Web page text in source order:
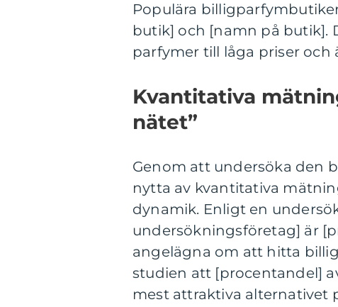
Populära
butik] och [namn på butik].
parfymer till låga priser
Kvantitativa
nätet”
Genom att undersöka den
nytta av kvantitativa
dynamik. Enligt en
undersökningsföretag] är
angelägna om att hitta
studien att [procentandel]
mest attraktiva alternativet